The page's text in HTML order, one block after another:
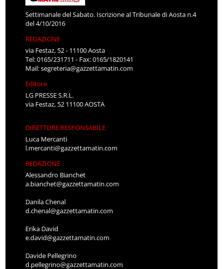
Settimanale del Sabato. Iscrizione al Tribunale di Aosta n.4
del 4/10/2016
REDAZIONE
via Festaz, 52 - 11100 Aosta
Tel: 0165/231711 - Fax: 0165/1820141
Mail:segreteria@gazzettamatin.com
Editore
LG PRESSE S.R.L.
via Festaz, 52 11100 AOSTA
DIRETTORE RESPONSABILE
Luca Mercanti
l.mercanti@gazzettamatin.com
REDAZIONE
Alessandro Bianchet
a.bianchet@gazzettamatin.com
Danila Chenal
d.chenal@gazzettamatin.com
Erika David
e.david@gazzettamatin.com
Davide Pellegrino
d.pellegrino@gazzettamatin.com